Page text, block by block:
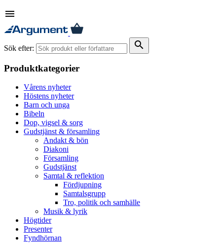
menu
Sök efter: search
Produktkategorier
Vårens nyheter
Höstens nyheter
Barn och unga
Bibeln
Dop, vigsel & sorg
Gudstjänst & församling
Andakt & bön
Diakoni
Församling
Gudstjänst
Samtal & reflektion
Fördjupning
Samtalsgrupp
Tro, politik och samhälle
Musik & lyrik
Högtider
Presenter
Fyndhörnan